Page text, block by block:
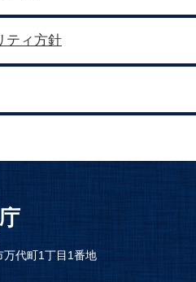
ティ方針
万代町1丁目1番地